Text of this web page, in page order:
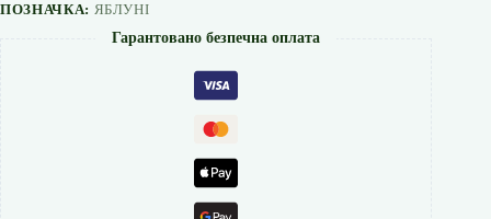
ПОЗНАЧКА: ЯБЛУНІ
Гарантовано безпечна оплата